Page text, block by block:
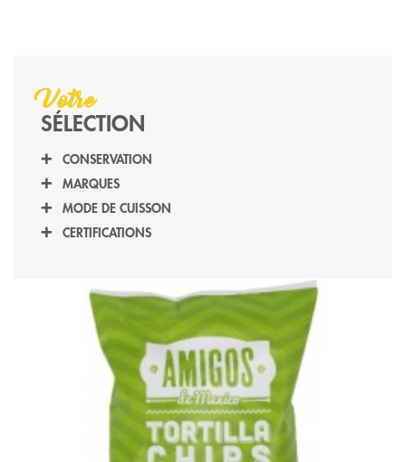
Votre
SÉLECTION
CONSERVATION
SEC (2)
MARQUES
AMIGOS (2)
MODE DE CUISSON
FOUR(2)
CERTIFICATIONS